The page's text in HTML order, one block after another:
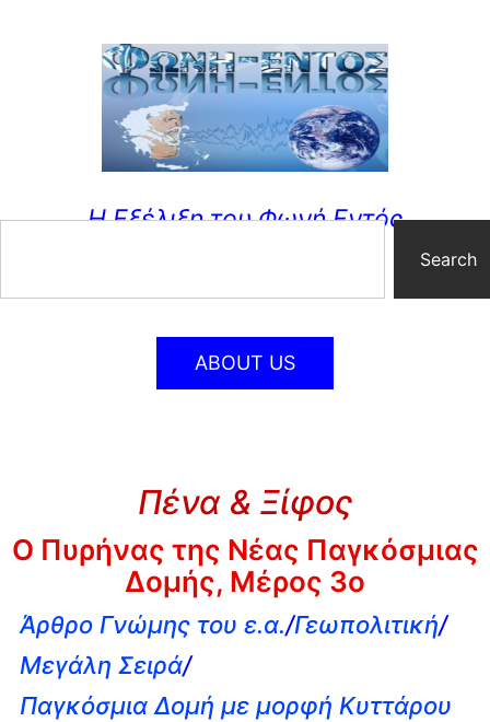
Η Εξέλιξη του Φωνή Εντός
Search
ABOUT US
Πένα & Ξίφος
Ο Πυρήνας της Νέας Παγκόσμιας
Δομής, Μέρος 3ο
Άρθρο Γνώμης του ε.α./Γεωπολιτική/
Μεγάλη Σειρά/
Παγκόσμια Δομή με μορφή Κυττάρου